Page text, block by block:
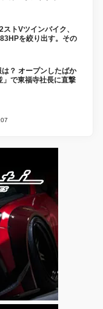
トVツインバイク、
を絞り出す。その
？ オープンしたばか
」で東福寺社長に直撃